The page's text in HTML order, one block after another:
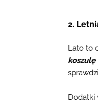
2.
Lato to
Dodatki